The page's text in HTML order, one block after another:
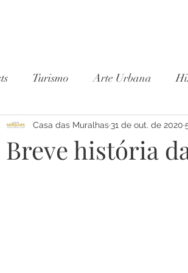
Turismo Arte Urbana
Estrela Vinho Wine Club
Breve história
Casa das Muralhas 31 de out. de 2020